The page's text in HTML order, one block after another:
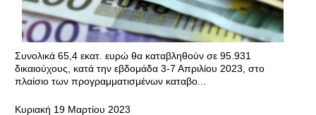
Συνολικά 65,4 εκατ. ευρώ θα καταβληθούν σε 95.931
δικαιούχους, κατά την εβδομάδα 3-7 Απριλίου 2023, στο
πλαίσιο των προγραμματισμένων καταβο...
Κυριακή 19 Μαρτίου 2023